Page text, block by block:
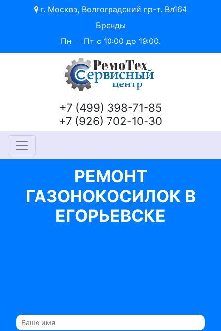
г. Москва, Волгоградский пр-т. Вл164
Бренды
Пн — Пт с 10:00 до 19:00.
+7 (499) 398-71-85
+7 (926) 702-10-30
РЕМОНТ
ГАЗОНОКОСИЛОК В
ЕГОРЬЕВСКЕ